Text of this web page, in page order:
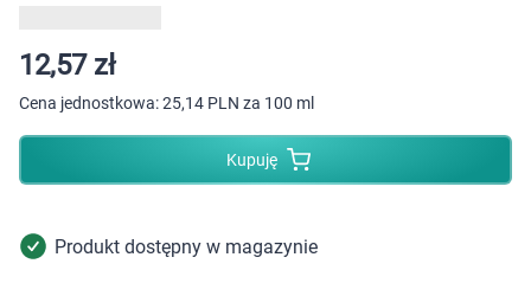
Higiena
Kosmetyki
Mężczyzna
Zdrowy styl życia
12,57 zł
Cena jednostkowa:25,14 PLN za 100 ml
Kupuję
Produkt dostępny w magazynie